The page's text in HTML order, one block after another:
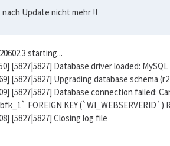
Update nicht mehr !!
starting...
[5827|5827] Database driver loaded: MySQL
[5827|5827] Upgrading database schema
[5827|5827] Database connection
FOREIGN KEY (`WI_WEBSERVERID`)
[5827|5827] Closing log file